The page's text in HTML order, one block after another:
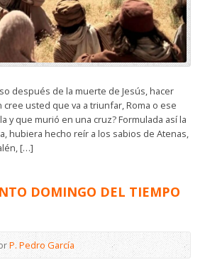
después de la muerte de Jesús, hacer
cree usted que va a triunfar, Roma o ese
y que murió en una cruz? Formulada así la
hubiera hecho reír a los sabios de Atenas,
[…]
DOMINGO DEL TIEMPO
P. Pedro García